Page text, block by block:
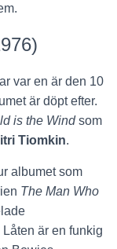
var en är den 10
är döpt efter.
is the Windsom
Tiomkin.
albumet som
The Man Who
är en funkig